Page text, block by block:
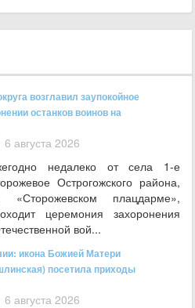
возглавил заупокойное
останков воинов на
6 августа 2026
недалеко от села 1-е
Острогожского района,
«Сторожевском плацдарме»,
церемония захоронения
вой...
икона Божией Матери
посетила приходы
6 августа 2026